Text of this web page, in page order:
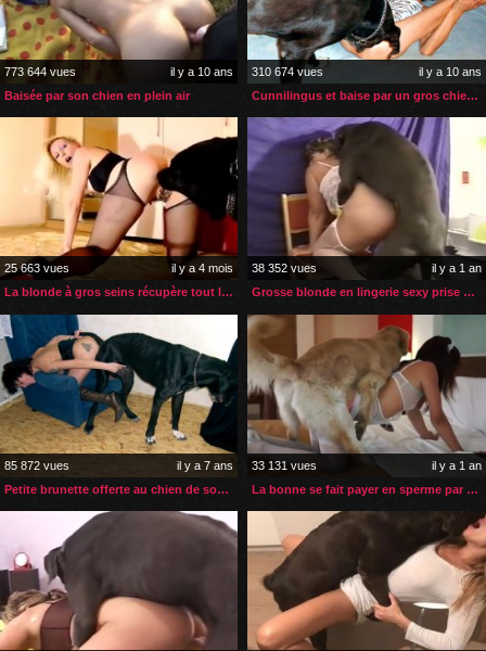
773 644 vues
il y a 10 ans
Baisée par son chien en plein air
310 674 vues
il y a 10 ans
Cunnilingus et baise par un gros chien noir
25 663 vues
il y a 4 mois
La blonde à gros seins récupère tout le sperme de son chien
38 352 vues
il y a 1 an
Grosse blonde en lingerie sexy prise en levrette par son chien
85 872 vues
il y a 7 ans
Petite brunette offerte au chien de son mec
33 131 vues
il y a 1 an
La bonne se fait payer en sperme par le chien de ses employeurs